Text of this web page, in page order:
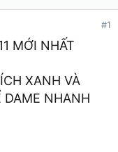
#1
MỚI NHẤT
XANH VÀ
NHANH